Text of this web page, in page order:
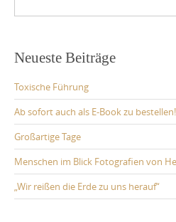
Neueste Beiträge
Toxische Führung
Ab sofort auch als E-Book zu bestellen!
Großartige Tage
Menschen im Blick Fotografien von
„Wir reißen die Erde zu uns herauf“